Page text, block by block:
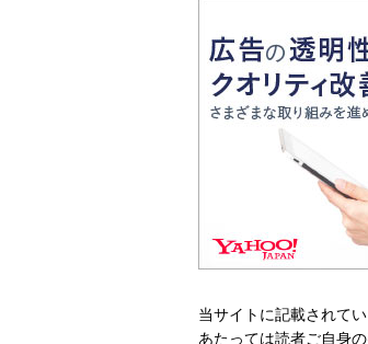
当サイトに記載されて
あたっては読者ご自身